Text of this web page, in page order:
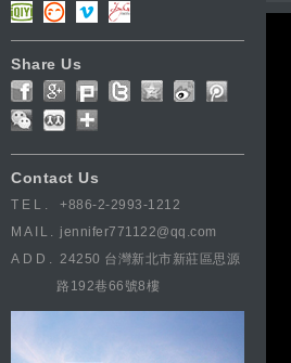
Share Us
Contact Us
TEL.
+886-2-2993-1212
MAIL. jennifer771122@qq.com
ADD. 24250 台灣新北市新莊區思源
路192巷66號8樓